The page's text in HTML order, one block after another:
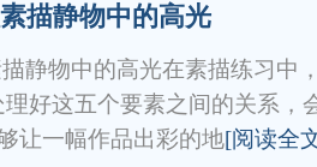
描静物中的高光
静物中的高光在素描练习中
理好这五个要素之间的关系，
让一幅作品出彩的地[阅读全